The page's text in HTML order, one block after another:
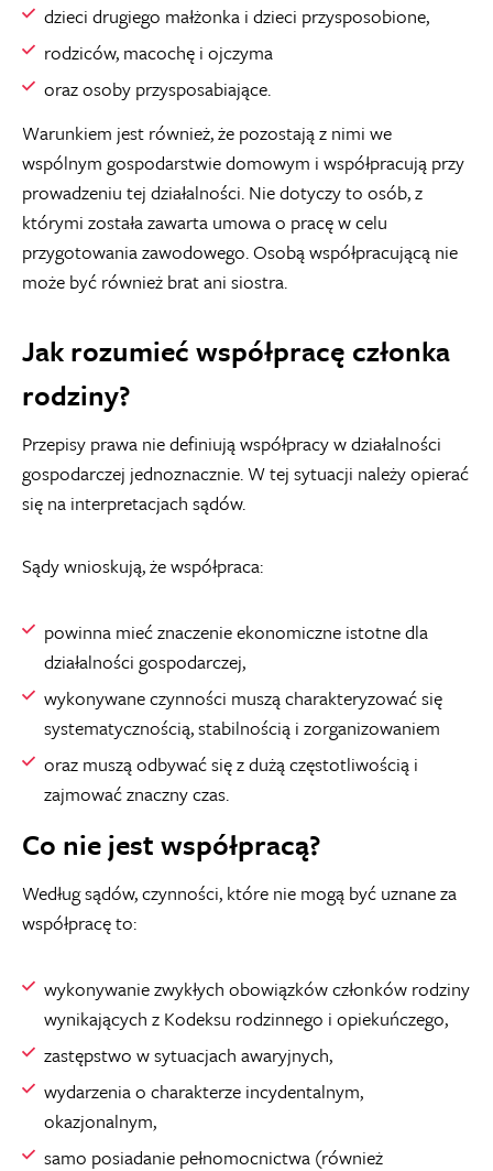
dzieci drugiego małżonka i dzieci przysposobione,
rodziców, macochę i ojczyma
oraz osoby przysposabiające.
Warunkiem jest również, że pozostają z nimi we
wspólnym gospodarstwie domowym i współpracują przy
prowadzeniu tej działalności. Nie dotyczy to osób, z
którymi została zawarta umowa o pracę w celu
przygotowania zawodowego. Osobą współpracującą nie
może być również brat ani siostra.
Jak rozumieć współpracę członka
rodziny?
Przepisy prawa nie definiują współpracy w działalności
gospodarczej jednoznacznie. W tej sytuacji należy opierać
się na interpretacjach sądów.
Sądy wnioskują, że współpraca:
powinna mieć znaczenie ekonomiczne istotne dla
działalności gospodarczej,
wykonywane czynności muszą charakteryzować się
systematycznością, stabilnością i zorganizowaniem
oraz muszą odbywać się z dużą częstotliwością i
zajmować znaczny czas.
Co nie jest współpracą?
Według sądów, czynności, które nie mogą być uznane za
współpracę to:
wykonywanie zwykłych obowiązków członków rodziny
wynikających z Kodeksu rodzinnego i opiekuńczego,
zastępstwo w sytuacjach awaryjnych,
wydarzenia o charakterze incydentalnym,
okazjonalnym,
samo posiadanie pełnomocnictwa (również